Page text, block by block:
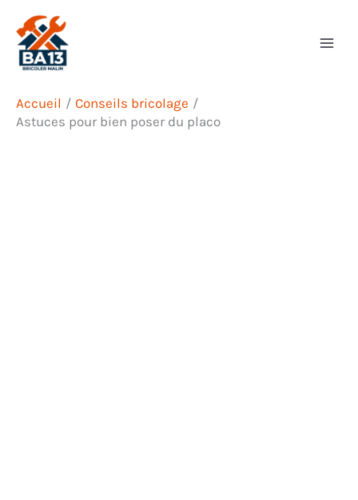
contenu
Accueil
Conseils bricolage
Astuces pour bien poser du placo
Rechercher